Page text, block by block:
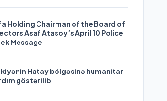
Holding Chairman of the Board of
Asaf Atasoy’s April 10 Police
Message
Hatay bölgəsinə humanitar
göstərilib